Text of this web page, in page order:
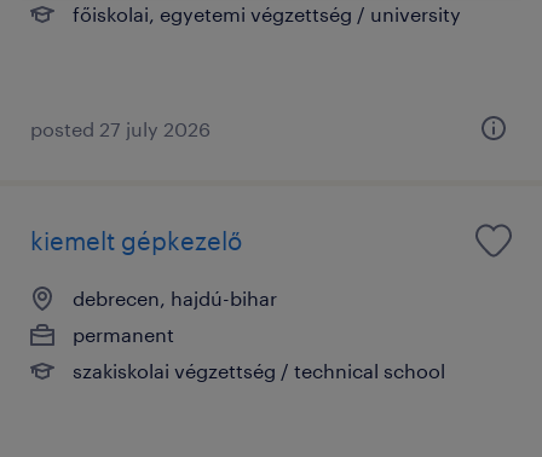
főiskolai, egyetemi végzettség / university
posted 27 july 2026
kiemelt gépkezelő
debrecen, hajdú-bihar
permanent
szakiskolai végzettség / technical school